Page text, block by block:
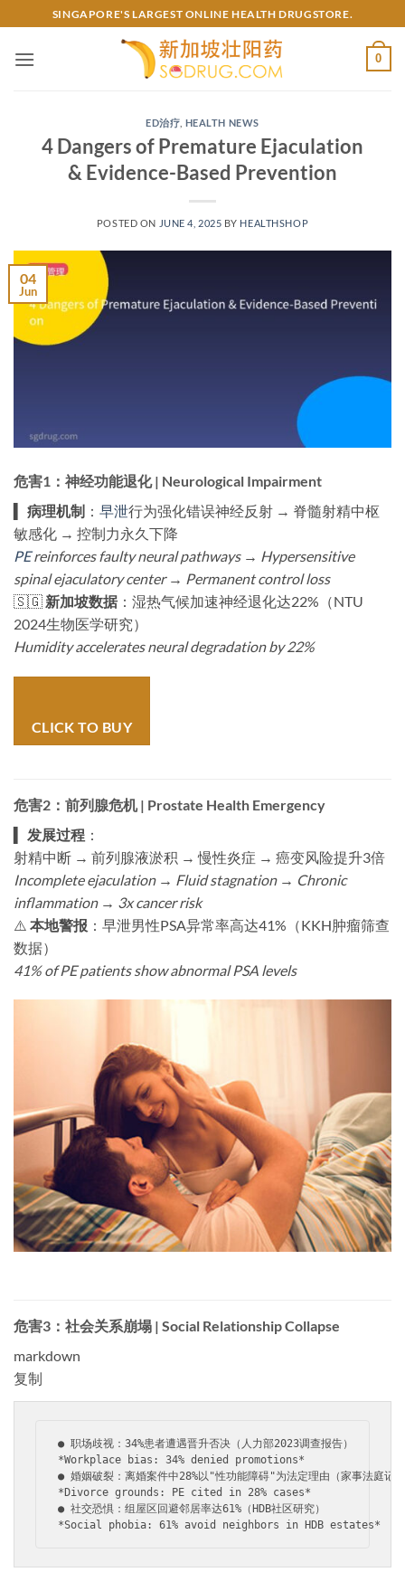
to
content
SINGAPORE'S LARGEST ONLINE HEALTH DRUGSTORE.
0
ED治疗 HEALTH NEWS
4 Dangers of Premature Ejaculation
& Evidence-Based Prevention​
POSTED ON JUNE 4, 2025 BY HEALTHSHOP
04
Jun
危害1：神经功能退化 | Neurological Impairment
病理机制 ​： 早泄行为强化错误神经反射 → 脊髓射精中枢
敏感化 → 控制力永久下降
PEreinforces faulty neural pathways → Hypersensitive
spinal ejaculatory center → Permanent control loss
🇸🇬 ​ 新加坡数据 ​：湿热气候加速神经退化达22%（NTU
2024生物医学研究）
Humidity accelerates neural degradation by 22%
CLICK TO BUY
危害2：前列腺危机 | Prostate Health Emergency
发展过程 ​：
射精中断 → 前列腺液淤积 → 慢性炎症 → 癌变风险提升3倍
Incomplete ejaculation → Fluid stagnation → Chronic
inflammation → 3x cancer risk
⚠️ ​ 本地警报 ​：早泄男性PSA异常率高达41%（KKH肿瘤筛查
数据）
41% of PE patients show abnormal PSA levels
危害3：社会关系崩塌 | Social Relationship Collapse
markdown
复制
*Workplace bias: 34% denied promotions*
*Divorce grounds: PE cited in 28% cases*
*Social phobia: 61% avoid neighbors in HDB estates*